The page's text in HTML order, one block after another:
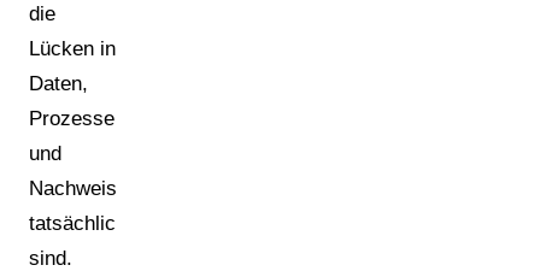
die
Lücken in
Daten,
Prozessen
und
Nachweisen
tatsächlich
sind.